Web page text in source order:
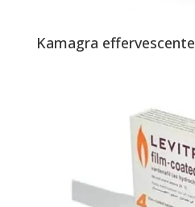
Kamagra effervescente